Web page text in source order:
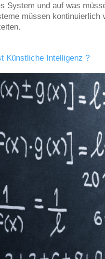
System und auf was
müssen kontinuierlich
Künstliche Intelligenz ?